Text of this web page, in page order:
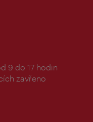
9 do 17 hodin
zavřeno